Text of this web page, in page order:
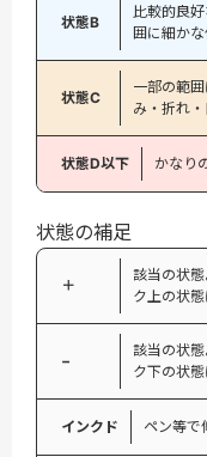
状態B
比較的良
囲に細か
状態C
一部の範
み・折れ
状態D以下 かなり
状態の補足
＋
該当の状
ク上の状態
−
該当の状
ク下の状態
インクド ペン等で